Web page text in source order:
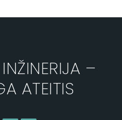
–
ATEITIS